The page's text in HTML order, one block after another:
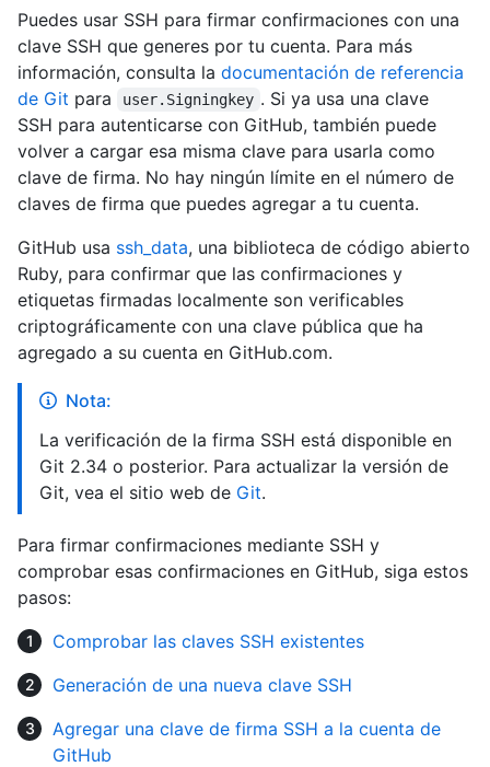
Puedes usar SSH para firmar confirmaciones con una
clave SSH que generes por tu cuenta. Para más
información, consulta la documentación de referencia
de Git para user.Signingkey . Si ya usa una clave
SSH para autenticarse con GitHub, también puede
volver a cargar esa misma clave para usarla como
clave de firma. No hay ningún límite en el número de
claves de firma que puedes agregar a tu cuenta.
GitHub usa ssh_data, una biblioteca de código abierto
Ruby, para confirmar que las confirmaciones y
etiquetas firmadas localmente son verificables
criptográficamente con una clave pública que ha
agregado a su cuenta en GitHub.com.
Nota:
La verificación de la firma SSH está disponible en
Git 2.34 o posterior. Para actualizar la versión de
Git, vea el sitio web de Git.
Para firmar confirmaciones mediante SSH y
comprobar esas confirmaciones en GitHub, siga estos
pasos:
Comprobar las claves SSH existentes
Generación de una nueva clave SSH
Agregar una clave de firma SSH a la cuenta de
GitHub